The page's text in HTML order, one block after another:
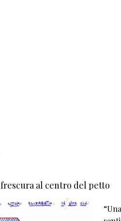
al centro del petto